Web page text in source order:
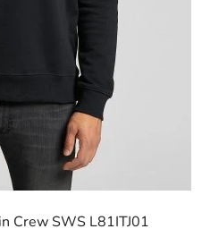
Crew SWS L81ITJ01